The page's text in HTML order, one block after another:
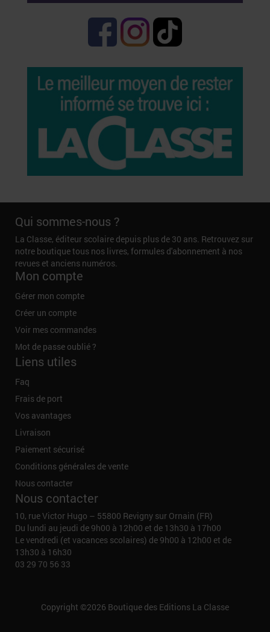
Qui sommes-nous ?
La Classe, éditeur scolaire depuis plus de 30 ans. Retrouvez sur
notre boutique tous nos livres, formules d'abonnement à nos
revues et anciens numéros.
Mon compte
Gérer mon compte
Créer un compte
Voir mes commandes
Mot de passe oublié ?
Liens utiles
Faq
Frais de port
Vos avantages
Livraison
Paiement sécurisé
Conditions générales de vente
Nous contacter
Nous contacter
10, rue Victor Hugo – 55800 Revigny sur Ornain (FR)
Du lundi au jeudi de 9h00 à 12h00 et de 13h30 à 17h00
Le vendredi (et vacances scolaires) de 9h00 à 12h00 et de
13h30 à 16h30
03 29 70 56 33
Copyright ©2026 Boutique des Editions La Classe